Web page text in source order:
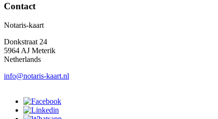
Contact
Notaris-kaart
Donkstraat 24
5964 AJ Meterik
Netherlands
info@notaris-kaart.nl